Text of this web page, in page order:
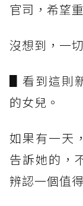
官司，希望
沒想到，一
▋看到這則
的女兒。
如果有一天
告訴她的，
辨認一個值